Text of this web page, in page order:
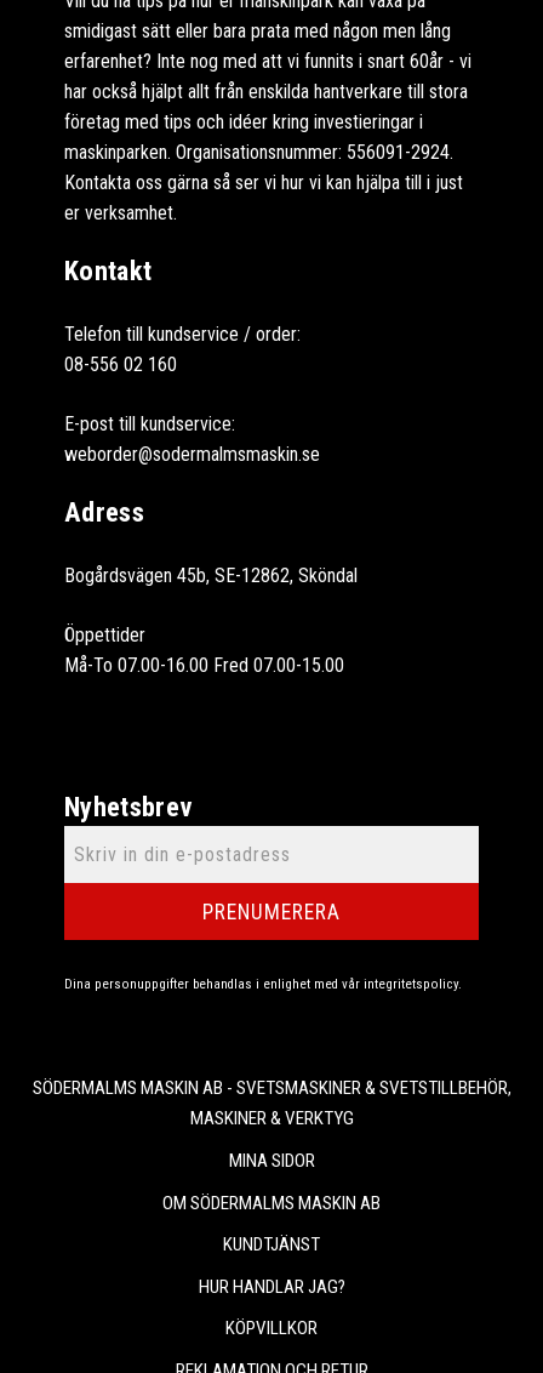
smidigast sätt eller bara prata med någon men lång
erfarenhet? Inte nog med att vi funnits i snart 60år - vi
har också hjälpt allt från enskilda hantverkare till stora
företag med tips och idéer kring investieringar i
maskinparken. Organisationsnummer: 556091-2924.
Kontakta oss gärna så ser vi hur vi kan hjälpa till i just
er verksamhet.
Kontakt
Telefon till kundservice / order:
08-556 02 160
E-post till kundservice:
weborder@sodermalmsmaskin.se
Adress
Bogårdsvägen 45b, SE-12862, Sköndal
Öppettider
Må-To 07.00-16.00 Fred 07.00-15.00
Nyhetsbrev
PRENUMERERA
Dina personuppgifter behandlas i enlighet med vår integritetspolicy.
SÖDERMALMS MASKIN AB - SVETSMASKINER & SVETSTILLBEHÖR,
MASKINER & VERKTYG
MINA SIDOR
OM SÖDERMALMS MASKIN AB
KUNDTJÄNST
HUR HANDLAR JAG?
KÖPVILLKOR